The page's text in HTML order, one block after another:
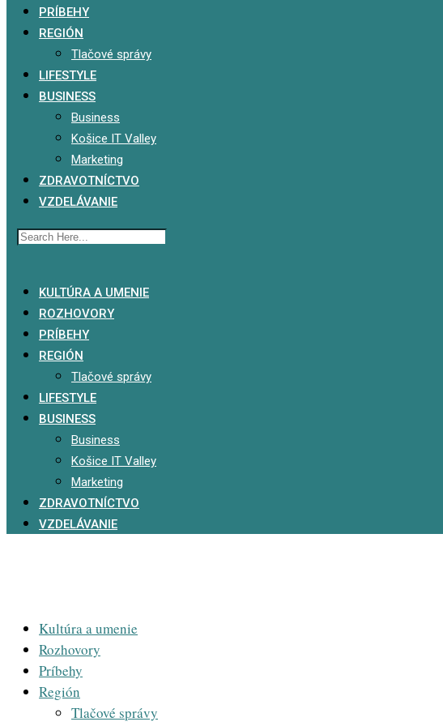
PRÍBEHY
REGIÓN
Tlačové správy
LIFESTYLE
BUSINESS
Business
Košice IT Valley
Marketing
ZDRAVOTNÍCTVO
VZDELÁVANIE
KULTÚRA A UMENIE
ROZHOVORY
PRÍBEHY
REGIÓN
Tlačové správy
LIFESTYLE
BUSINESS
Business
Košice IT Valley
Marketing
ZDRAVOTNÍCTVO
VZDELÁVANIE
Kultúra a umenie
Rozhovory
Príbehy
Región
Tlačové správy